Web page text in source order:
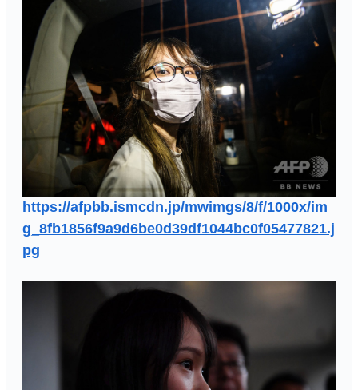
https://afpbb.ismcdn.jp/mwimgs/8/f/1000x/im
g_8fb1856f9a9d6be0d39df1044bc0f05477821.j
pg